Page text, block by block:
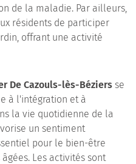
de la maladie. Par ailleurs,
résidents de participer
offrant une activité
De Cazouls-lès-Béziers se
à l'intégration et à
la vie quotidienne de la
un sentiment
pour le bien-être
Les activités sont